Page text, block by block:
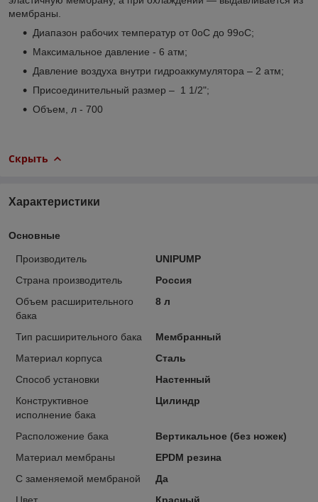
мембраны.
Диапазон рабочих температур от 0oС до 99oС;
Максимальное давление - 6 атм;
Давление воздуха внутри гидроаккумулятора – 2 атм;
Присоединительный размер – 1 1/2";
Объем, л - 700
Скрыть
Характеристики
Основные
Производитель
UNIPUMP
Страна производитель
Россия
Объем расширительного
бака
8 л
Тип расширительного бака
Мембранный
Материал корпуса
Сталь
Способ установки
Настенный
Конструктивное
исполнение бака
Цилиндр
Расположение бака
Вертикальное (без ножек)
Материал мембраны
EPDM резина
С заменяемой мембраной
Да
Цвет
Красный